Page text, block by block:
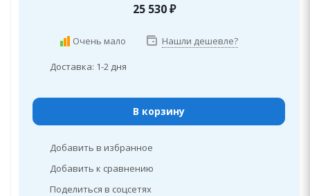
25 530₽
Очень мало Нашли дешевле?
Доставка: 1-2 дня
В корзину
Добавить в избранное
Добавить к сравнению
Поделиться в соцсетях